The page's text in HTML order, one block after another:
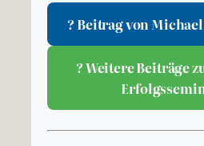
? Beitrag von
? Weitere Beiträge